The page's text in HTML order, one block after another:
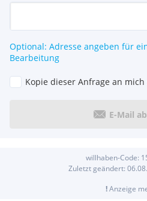
Optional: Adresse angeben für
Bearbeitung
Kopie dieser Anfrage an mich
E-Mail
willhaben-Code:
Zuletzt geändert:
!Anzeige